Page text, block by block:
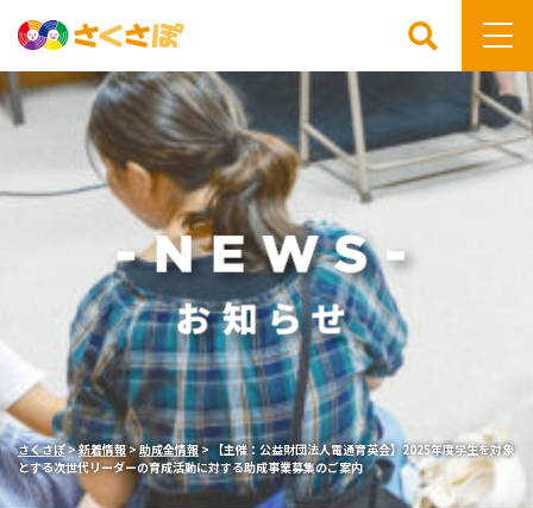
検索
さくさぽ>新着情報>助成金情報>【主催：公益財団法人電通育英会】2025年度学生を対象
とする次世代リーダーの育成活動に対する助成事業募集のご案内